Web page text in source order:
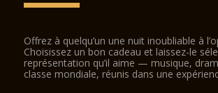
Offrez à quelqu’un une nuit inoubliable à
Choisissez un bon cadeau et laissez-le
représentation qu’il aime — musique,
classe mondiale, réunis dans une